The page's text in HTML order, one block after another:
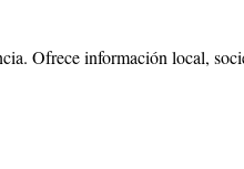
Ofrece información local,